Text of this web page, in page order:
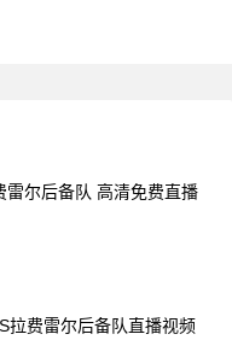
雷尔后备队 高清免费直播
拉费雷尔后备队直播视频